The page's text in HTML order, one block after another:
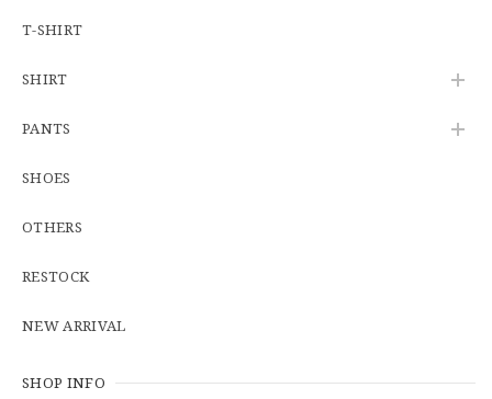
T-SHIRT
SHIRT
PANTS
SHOES
OTHERS
RESTOCK
NEW ARRIVAL
SHOP INFO
【Cooperstown Ball Cap】Made in USA Baseball Cap "1938 HOLLYWOOD STARS" 新品 クーパーズタウンボールキャップ ハリウッドスターズ 6パネル
とても早く対応頂きありがとうございました。